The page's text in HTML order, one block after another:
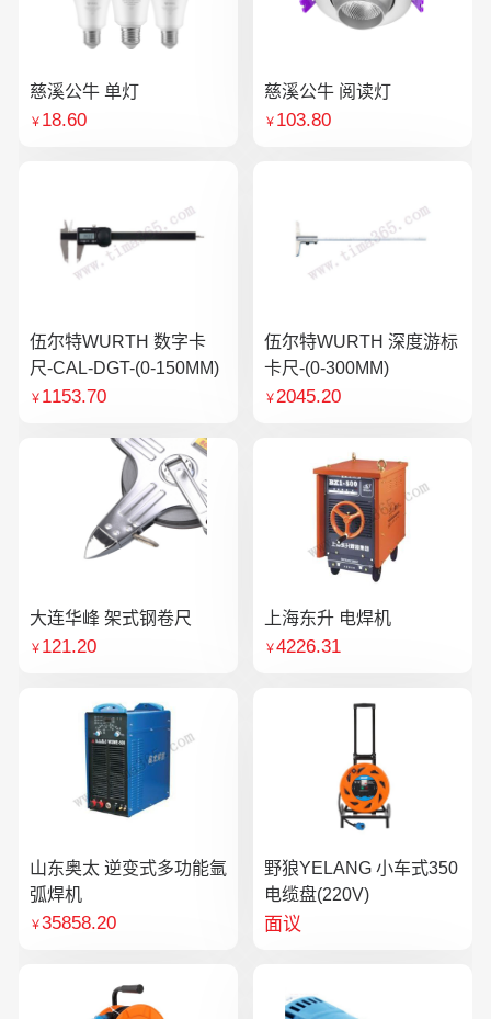
慈溪公牛 单灯
￥ 18.60
慈溪公牛 阅读灯
￥ 103.80
伍尔特WURTH 数字卡
尺-CAL-DGT-(0-150MM)
￥ 1153.70
伍尔特WURTH 深度游标
卡尺-(0-300MM)
￥2045.20
大连华峰 架式钢卷尺
￥ 121.20
上海东升 电焊机
￥4226.31
山东奥太 逆变式多功能氩
弧焊机
￥35858.20
野狼YELANG 小车式350
电缆盘(220V)
面议